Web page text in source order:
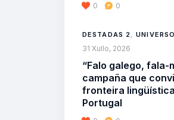
0 0
DESTADAS 2 ,
31 Xullo, 2026
“Falo galego, fala-
campaña que
fronteira
Portugal